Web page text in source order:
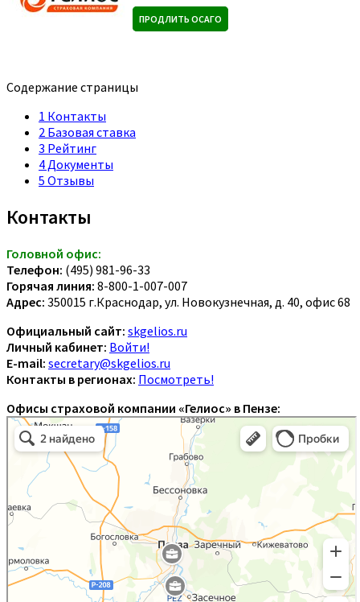
ПРОДЛИТЬ ОСАГО
Содержание страницы
1 Контакты
2 Базовая ставка
3 Рейтинг
4 Документы
5 Отзывы
Контакты
Головной офис:
Телефон: (495) 981-96-33
Горячая линия: 8-800-1-007-007
Адрес: 350015 г.Краснодар, ул. Новокузнечная, д. 40, офис 68
Официальный сайт: skgelios.ru
Личный кабинет: Войти!
E-mail: secretary@skgelios.ru
Контакты в регионах: Посмотреть!
Офисы страховой компании «Гелиос» в Пензе: